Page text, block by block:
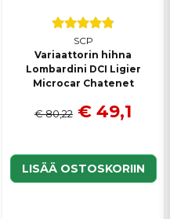
SCP
Variaattorin hihna
Lombardini DCI Ligier
Microcar Chatenet
€ 80,22 € 49,1
LISÄÄ OSTOSKORIIN